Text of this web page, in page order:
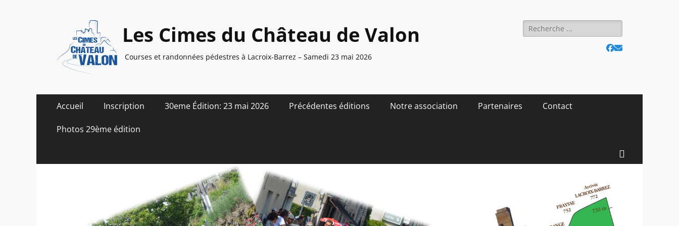
Les Cimes du Château de Valon
Courses et randonnées pédestres à Lacroix-Barrez – Samedi 23 mai 2026
Rechercher :
Facebook
E-
Menu
contenu
Accueil Inscription 30eme Édition: 23 mai 2026 Précédentes éditions Notre association Partenaires Contact
Photos 29ème édition